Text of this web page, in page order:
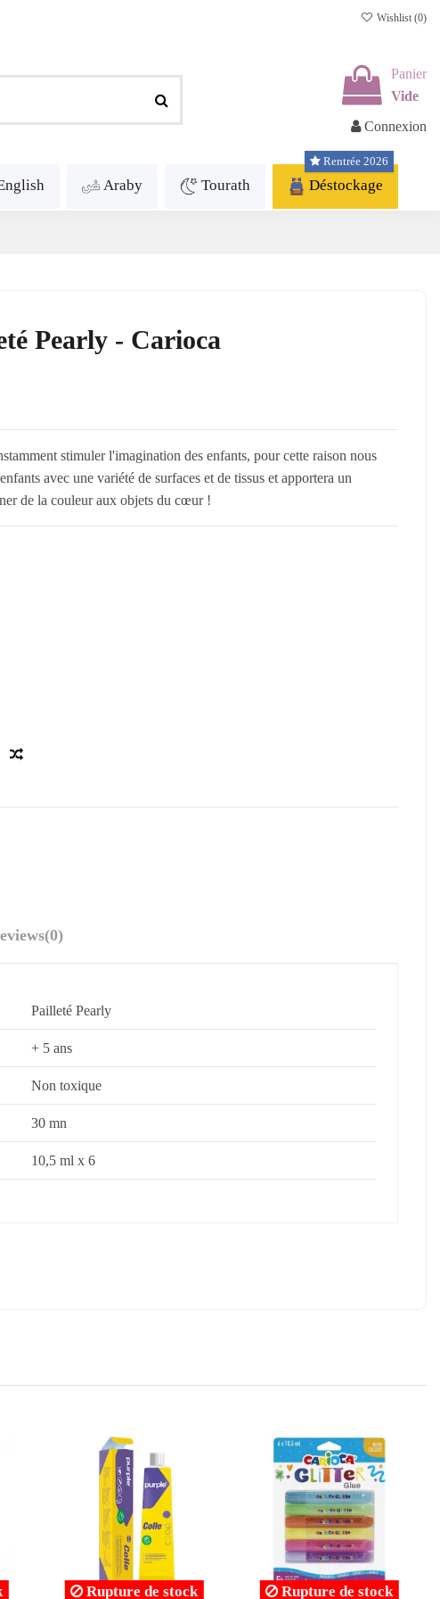
Wishlist (0)
Panier
Vide
Connexion
Araby Tourath Déstockage
Rentrée 2026
Pearly - Carioca
stimuler l'imagination des enfants, pour cette raison nous
avec une variété de surfaces et de tissus et apportera un
de la couleur aux objets du cœur !
(0)
Pailleté Pearly
+ 5 ans
Non toxique
30 mn
10,5 ml x 6
Rupture de stock